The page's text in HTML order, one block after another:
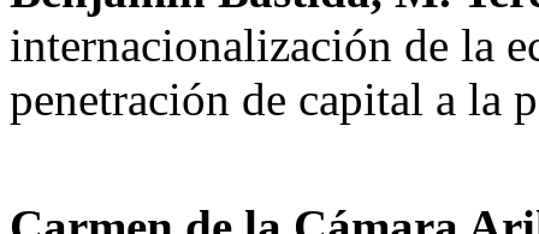
internacionalización de la
penetración de capital a la